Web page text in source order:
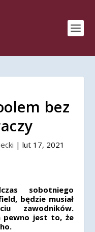
bez
| lut 17, 2021
sobotniego
będzie musiał
zawodników.
pewno jest to, że